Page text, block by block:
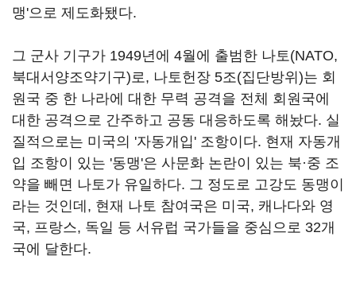
맹'으로 제도화됐다.
그 군사 기구가 1949년에 4월에 출범한 나토(NATO,
북대서양조약기구)로, 나토헌장 5조(집단방위)는 회
원국 중 한 나라에 대한 무력 공격을 전체 회원국에
대한 공격으로 간주하고 공동 대응하도록 해놨다. 실
질적으로는 미국의 '자동개입' 조항이다. 현재 자동개
입 조항이 있는 '동맹'은 사문화 논란이 있는 북·중 조
약을 빼면 나토가 유일하다. 그 정도로 고강도 동맹이
라는 것인데, 현재 나토 참여국은 미국, 캐나다와 영
국, 프랑스, 독일 등 서유럽 국가들을 중심으로 32개
국에 달한다.